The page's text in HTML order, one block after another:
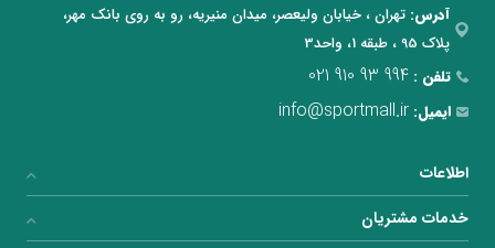
آدرس: تهران ، خیابان ولیعصر، میدان منیریه، رو به روی بانک مهر،
پلاک 95 ، طبقه 1، واحد3
تلفن : 021 910 93 994
ایمیل: info@sportmall.ir
اطلاعات
خدمات مشتریان